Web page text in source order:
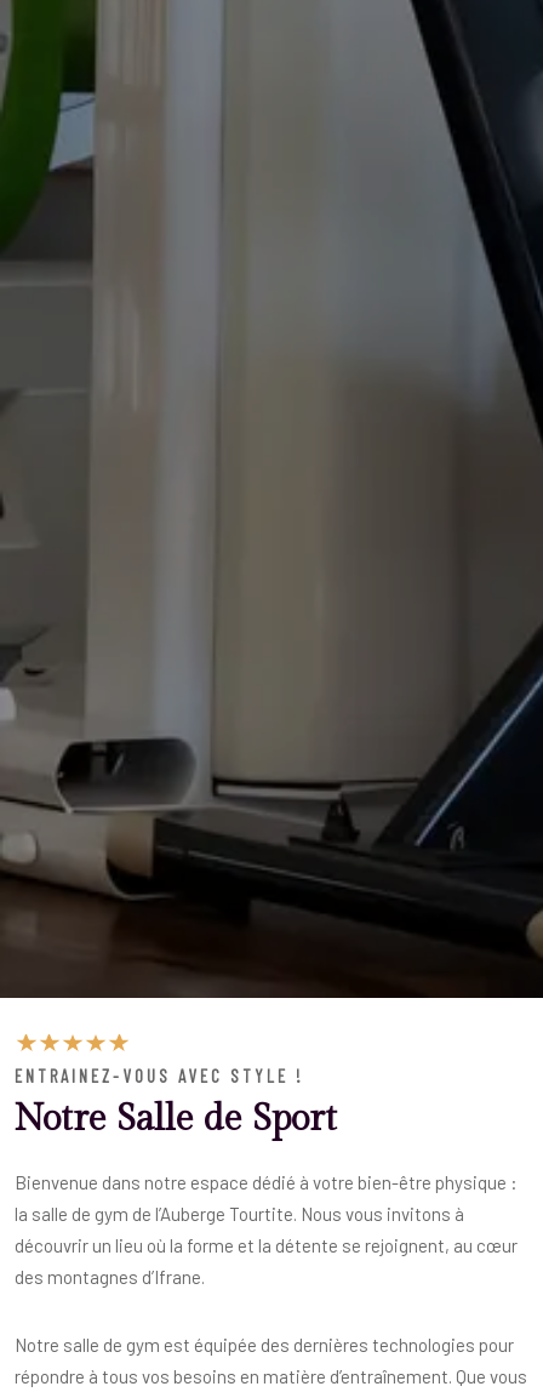
ENTRAINEZ-VOUS AVEC STYLE !
Notre Salle de Sport
Bienvenue dans notre espace dédié à votre bien-être physique :
la salle de gym de l’Auberge Tourtite. Nous vous invitons à
découvrir un lieu où la forme et la détente se rejoignent, au cœur
des montagnes d’Ifrane.
Notre salle de gym est équipée des dernières technologies pour
répondre à tous vos besoins en matière d’entraînement. Que vous